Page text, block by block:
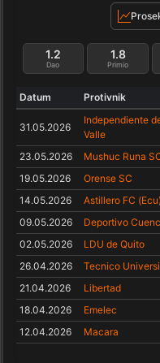
Dao
1.2
Primio
1.8
Datum Protivnik
31.05.2026
Independiente
Valle
23.05.2026 Mushuc Runa
19.05.2026 Orense SC
14.05.2026 Astillero FC (Ecu)
09.05.2026 Deportivo
02.05.2026 LDU de Quito
26.04.2026 Tecnico
21.04.2026 Libertad
18.04.2026 Emelec
12.04.2026 Macara